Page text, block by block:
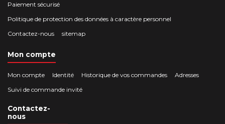
Paiement sécurisé
Politique de protection des données à caractère personnel
Contactez-nous
sitemap
Mon compte
Mon compte Identité Historique de vos commandes
Adresses
Suivi de commande invité
Contactez-
nous